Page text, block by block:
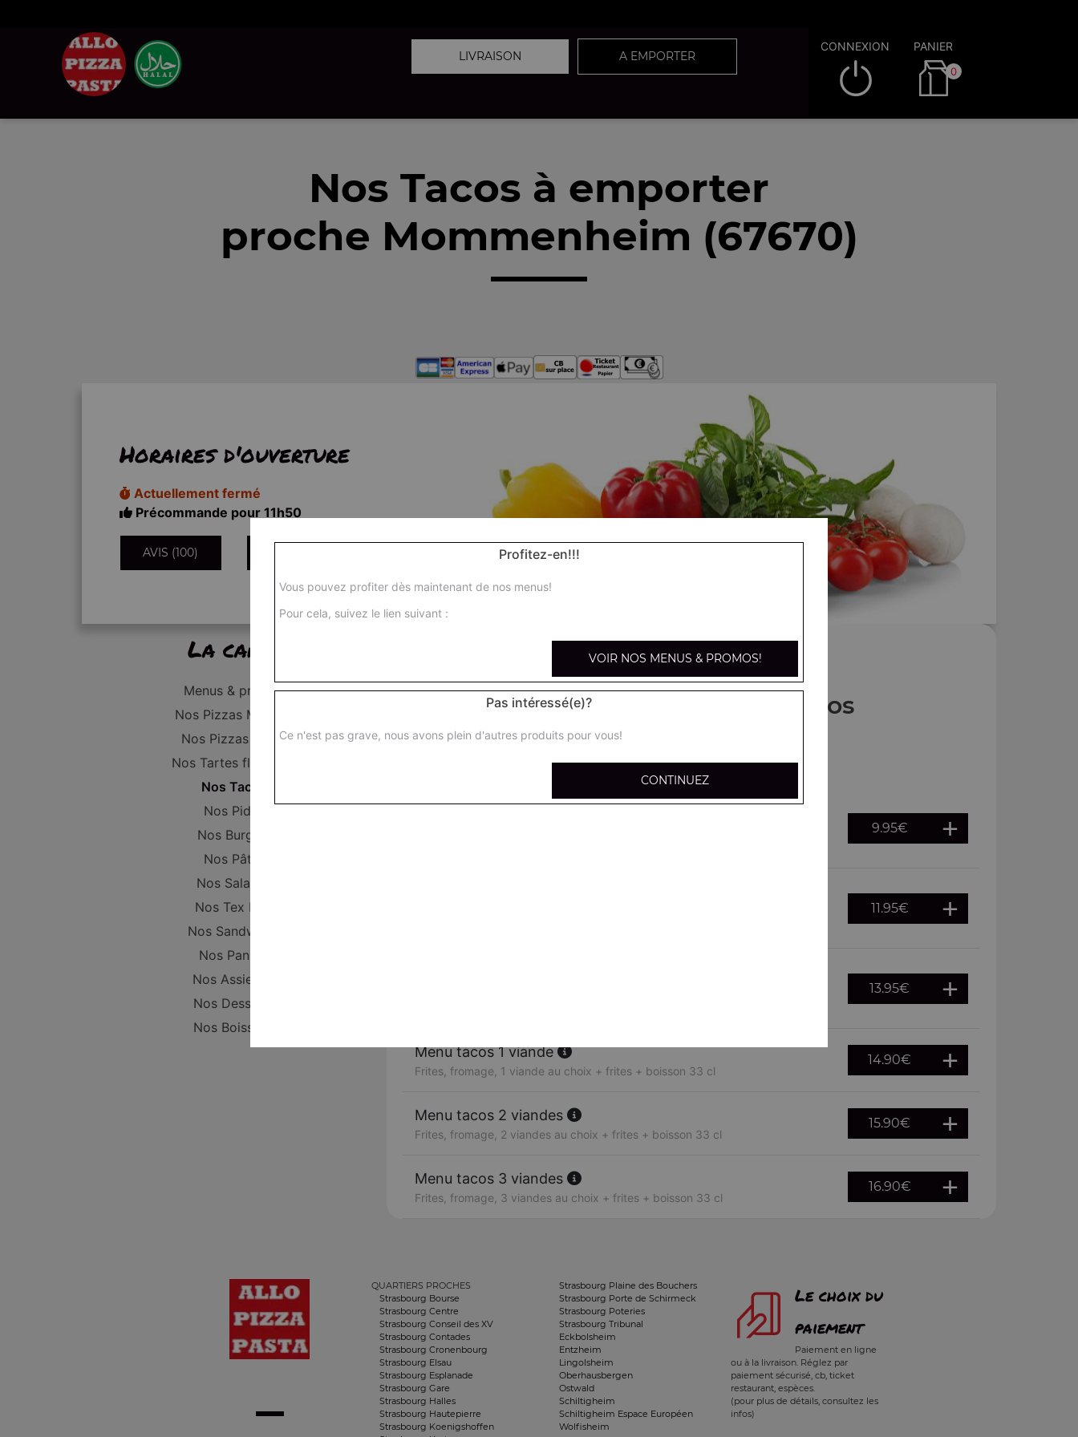
LIVRAISON A EMPORTER
CONNEXION PANIER
0
Nos Tacos à emporter
proche Mommenheim (67670)
Horaires d'ouverture
Actuellement fermé
Précommande pour 11h50
AVIS (100)
La carte
Menus & promos
Nos Pizzas Médium
Nos Pizzas Large
Nos Tartes flambées
Nos Tacos
Nos Pides
Nos Burgers
Nos Pâtes
Nos Salades
Nos Tex Mex
Nos Sandwichs
Nos Paninis
Nos Assiettes
Nos Desserts
Nos Boissons
Nos Tacos
9.95€
11.95€
13.95€
Menu tacos 1 viande
Frites, fromage, 1 viande au choix + frites + boisson 33 cl
14.90€
Menu tacos 2 viandes
Frites, fromage, 2 viandes au choix + frites + boisson 33 cl
15.90€
Menu tacos 3 viandes
Frites, fromage, 3 viandes au choix + frites + boisson 33 cl
16.90€
QUARTIERS PROCHES
Strasbourg Bourse
Strasbourg Centre
Strasbourg Conseil des XV
Strasbourg Contades
Strasbourg Cronenbourg
Strasbourg Elsau
Strasbourg Esplanade
Strasbourg Gare
Strasbourg Halles
Strasbourg Hautepierre
Strasbourg Koenigshoffen
Strasbourg Plaine des Bouchers
Strasbourg Porte de Schirmeck
Strasbourg Poteries
Strasbourg Tribunal
Eckbolsheim
Entzheim
Lingolsheim
Oberhausbergen
Ostwald
Schiltigheim
Schiltigheim Espace Européen
Wolfisheim
Le choix du
paiement
Paiement en ligne
ou à la livraison. Réglez par
paiement sécurisé, cb, ticket
restaurant, espèces.
(pour plus de détails, consultez les
infos)
Profitez-en!!!
Vous pouvez profiter dès maintenant de nos menus!
Pour cela, suivez le lien suivant :
VOIR NOS MENUS & PROMOS!
Pas intéressé(e)?
Ce n'est pas grave, nous avons plein d'autres produits pour vous!
CONTINUEZ